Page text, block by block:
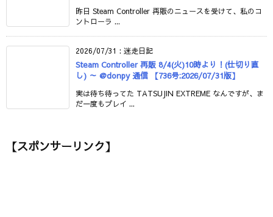
昨日 Steam Controller 再販のニュースを受けて、私のコ
ントローラ ...
2026/07/31 : 迷走日記
Steam Controller 再販 8/4(火)10時より！(仕切り直
し) ～ @donpy 通信 【736号:2026/07/31版】
実は待ち待ってた TATSUJIN EXTREME なんですが、ま
だ一度もプレイ ...
【スポンサーリンク】